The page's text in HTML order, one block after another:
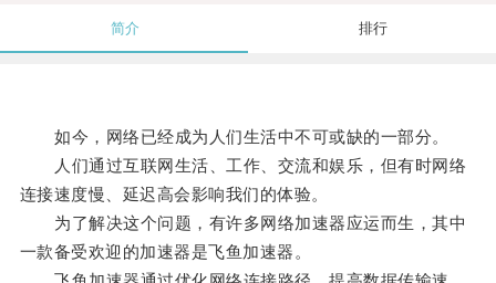
简介 排行
如今，网络已经成为人们生活中不可或缺的一部分。
人们通过互联网生活、工作、交流和娱乐，但有时网络
连接速度慢、延迟高会影响我们的体验。
为了解决这个问题，有许多网络加速器应运而生，其中
一款备受欢迎的加速器是飞鱼加速器。